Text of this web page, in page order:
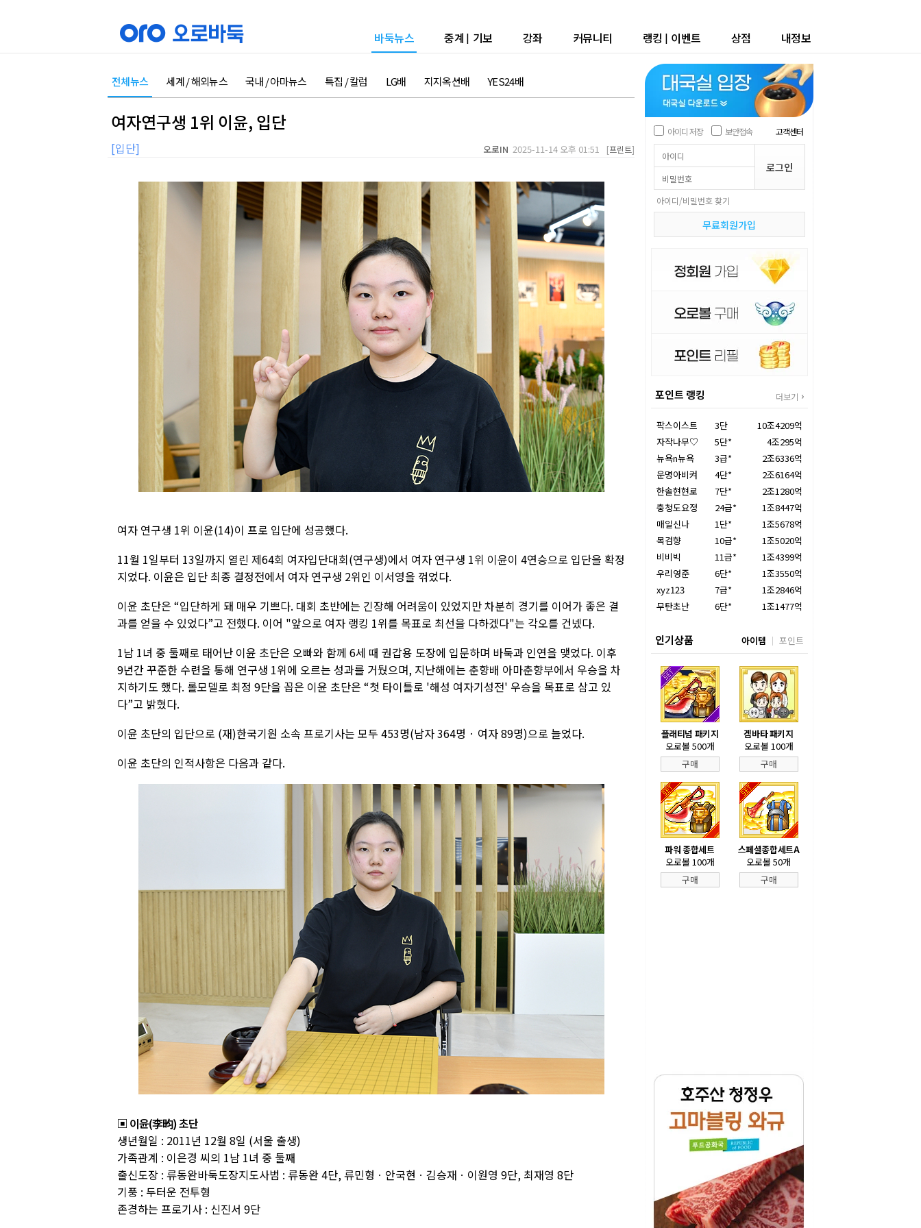
바둑뉴스 중계 | 기보 강좌 커뮤니티 랭킹 | 이벤트 상점 내정보
전체뉴스 세계 / 해외뉴스 국내 / 아마뉴스 특집 / 칼럼 LG배 지지옥션배 YES24배
여자연구생 1위 이윤, 입단
[입단] 오로IN 2025-11-14 오후 01:51 [프린트]
여자 연구생 1위 이윤(14)이 프로 입단에 성공했다.
11월 1일부터 13일까지 열린 제64회 여자입단대회(연구생)에서 여자 연구생 1위 이윤이 4연승으로 입단을 확정
지었다. 이윤은 입단 최종 결정전에서 여자 연구생 2위인 이서영을 꺾었다.
이윤 초단은 “입단하게 돼 매우 기쁘다. 대회 초반에는 긴장해 어려움이 있었지만 차분히 경기를 이어가 좋은 결
과를 얻을 수 있었다”고 전했다. 이어 "앞으로 여자 랭킹 1위를 목표로 최선을 다하겠다"는 각오를 건넸다.
1남 1녀 중 둘째로 태어난 이윤 초단은 오빠와 함께 6세 때 권갑용 도장에 입문하며 바둑과 인연을 맺었다. 이후
9년간 꾸준한 수련을 통해 연구생 1위에 오르는 성과를 거뒀으며, 지난해에는 춘향배 아마춘향부에서 우승을 차
지하기도 했다. 롤모델로 최정 9단을 꼽은 이윤 초단은 “첫 타이틀로 '해성 여자기성전' 우승을 목표로 삼고 있
다”고 밝혔다.
이윤 초단의 입단으로 (재)한국기원 소속 프로기사는 모두 453명(남자 364명 · 여자 89명)으로 늘었다.
이윤 초단의 인적사항은 다음과 같다.
▣ 이윤(李昀) 초단
생년월일 : 2011년 12월 8일 (서울 출생)
가족관계 : 이은경 씨의 1남 1녀 중 둘째
출신도장 : 류동완바둑도장지도사범 : 류동완 4단, 류민형ㆍ안국현ㆍ김승재ㆍ이원영 9단, 최재영 8단
기풍 : 두터운 전투형
존경하는 프로기사 : 신진서 9단​
아이디 저장 보안접속 고객센터
아이디/비밀번호 찾기
무료회원가입
포인트 랭킹 더보기
팍스이스트 3단
10조4209억
자작나무♡
5단*
4조295억
뉴욕n뉴욕
3급*
2조6336억
운명아비켜
4단*
2조6164억
한솔현현로
7단*
2조1280억
충청도요정
24급*
1조8447억
매일신나
1단*
1조5678억
목검향
10급*
1조5020억
비비빅
11급*
1조4399억
우리영준
6단*
1조3550억
xyz123
7급*
1조2846억
무탄초난
6단* 1조1477억
인기상품 아이템 포인트
플래티넘 패키지
오로볼 500개
구매
겜바타 패키지
오로볼 100개
구매
파워 종합세트
오로볼 100개
구매
스페셜종합세트A
오로볼 50개
구매